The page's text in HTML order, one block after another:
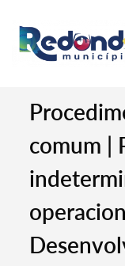
comum |